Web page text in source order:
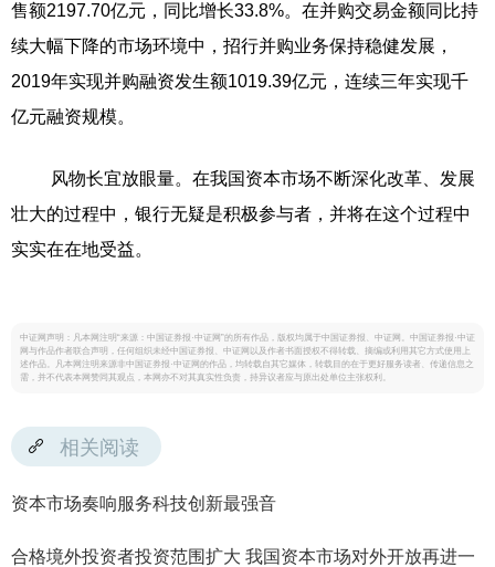
售额2197.70亿元，同比增长33.8%。在并购交易金额同比持
续大幅下降的市场环境中，招行并购业务保持稳健发展，
2019年实现并购融资发生额1019.39亿元，连续三年实现千
亿元融资规模。
风物长宜放眼量。在我国资本市场不断深化改革、发展
壮大的过程中，银行无疑是积极参与者，并将在这个过程中
实实在在地受益。
中证网声明：凡本网注明“来源：中国证券报·中证网”的所有作品，版权均属于中国证券报、中证网。中国证券报·中证
网与作品作者联合声明，任何组织未经中国证券报、中证网以及作者书面授权不得转载、摘编或利用其它方式使用上
述作品。凡本网注明来源非中国证券报·中证网的作品，均转载自其它媒体，转载目的在于更好服务读者、传递信息之
需，并不代表本网赞同其观点，本网亦不对其真实性负责，持异议者应与原出处单位主张权利。
相关阅读
资本市场奏响服务科技创新最强音
合格境外投资者投资范围扩大 我国资本市场对外开放再进一